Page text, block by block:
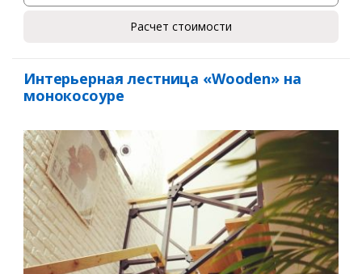
Расчет стоимости
Интерьерная лестница «Wooden» на
монокосоуре